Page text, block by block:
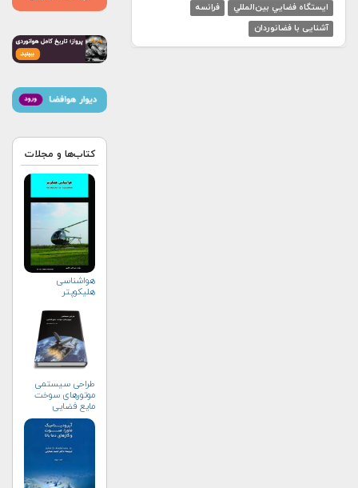
ايستگاه فضايي بين‌المللي
فرانسه
آشنایی با فضانوردان
کتاب‌ها و مجلات
هواشناسی
هلیكوپتر
طراحی سیستمی
موتورهای سوخت
مایع فضایی